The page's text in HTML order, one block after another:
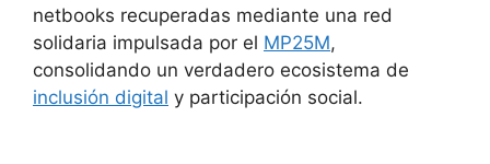
netbooks recuperadas mediante una red
solidaria impulsada por el MP25M,
consolidando un verdadero ecosistema de
inclusión digital y participación social.